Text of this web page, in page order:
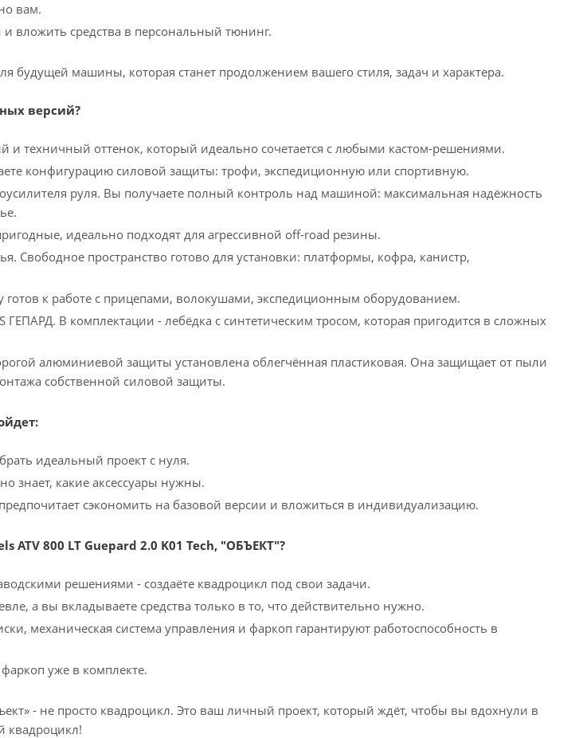
вам.
вложить средства в персональный тюнинг.
будущей машины, которая станет продолжением вашего стиля, задач и характера.
версий?
и техничный оттенок, который идеально сочетается с любыми кастом‑решениями.
конфигурацию силовой защиты: трофи, экспедиционную или спортивную.
руля. Вы получаете полный контроль над машиной: максимальная надёжность
идеально подходят для агрессивной off‑road резины.
Свободное пространство готово для установки: платформы, кофра, канистр,
готов к работе с прицепами, волокушами, экспедиционным оборудованием.
ГЕПАРД. В комплектации - лебёдка с синтетическим тросом, которая пригодится в сложных
алюминиевой защиты установлена облегчённая пластиковая. Она защищает от пыли
собственной силовой защиты.
идеальный проект с нуля.
знает, какие аксессуары нужны.
сэкономить на базовой версии и вложиться в индивидуализацию.
ATV 800 LT Guepard 2.0 K01 Tech, "ОБЪЕКТ"?
решениями - создаёте квадроцикл под свои задачи.
а вы вкладываете средства только в то, что действительно нужно.
механическая система управления и фаркоп гарантируют работоспособность в
уже в комплекте.
- не просто квадроцикл. Это ваш личный проект, который ждёт, чтобы вы вдохнули в
квадроцикл!